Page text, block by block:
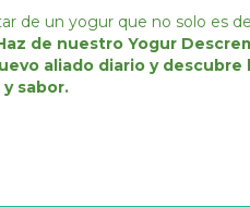
de un yogur que no solo es
de nuestro Yogur
aliado diario y descubre
sabor.